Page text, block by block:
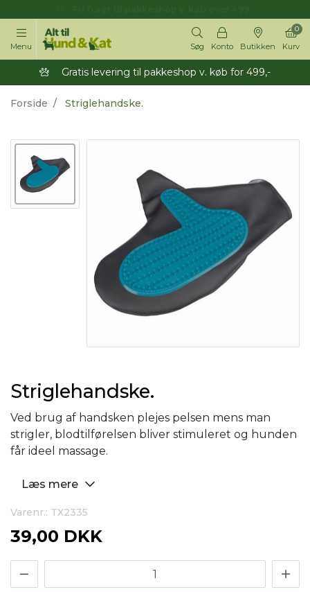
Menu Søg Konto Butikken Kurv
0
Gratis levering til pakkeshop v. køb for 499,-
Forside Striglehandske.
Striglehandske.
Ved brug af handsken plejes pelsen mens man
strigler, blodtilførelsen bliver stimuleret og hunden
får ideel massage.
Læs mere
Varenr.: TX2335
39,00 DKK